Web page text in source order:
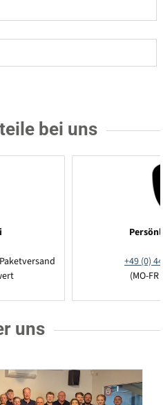
bei uns
+49 (0)
(MO-
uns